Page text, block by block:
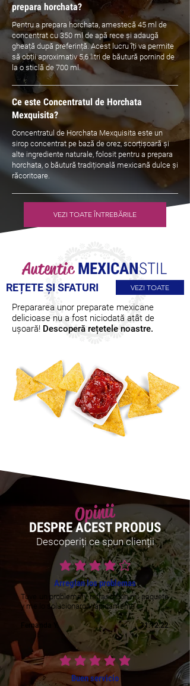
prepara horchata?
Pentru a prepara horchata, amestecă 45 ml de
concentrat cu 350 ml de apă rece și adaugă
gheață după preferință. Acest lucru îți va permite
să obții aproximativ 5,6 litri de băutură pornind de
la o sticlă de 700 ml.
Ce este Concentratul de Horchata
Mexquisita?
Concentratul de Horchata Mexquisita este un
sirop concentrat pe bază de orez, scorțișoară și
alte ingrediente naturale, folosit pentru a prepara
horchata, o băutură tradițională mexicană dulce și
răcoritoare.
VEZI TOATE ÎNTREBĂRILE
AutenticMEXICANSTIL
REȚETE ȘI SFATURI VEZI TOATE
Prepararea unor preparate mexicane
delicioase nu a fost niciodată atât de
ușoară! Descoperă rețetele noastre.
Opinii
DESPRE ACEST PRODUS
Descoperiți ce spun clienții
ratingul mediu este 4 din 5
Arreglan los problemas
Tuve un problema y retraso con mi paquete
y me lo solucionaron rápidamente
Fernanda Y. 31.12.22
ratingul mediu este 5 din 5
Buen servicio